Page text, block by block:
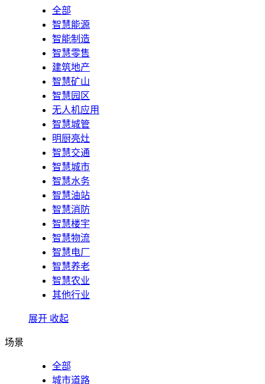
全部
智慧能源
智能制造
智慧零售
建筑地产
智慧矿山
智慧园区
无人机应用
智慧城管
明厨亮灶
智慧交通
智慧城市
智慧水务
智慧油站
智慧消防
智慧楼宇
智慧物流
智慧电厂
智慧养老
智慧农业
其他行业
展开 收起
场景
全部
城市道路